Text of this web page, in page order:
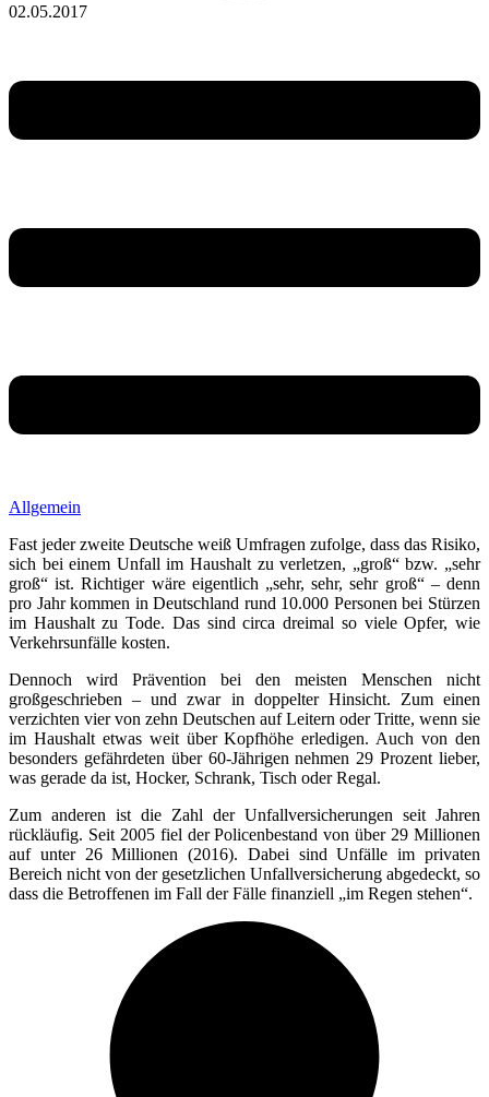
02.05.2017
Allgemein
Fast jeder zweite Deutsche weiß Umfragen zufolge, dass das Risiko,
sich bei einem Unfall im Haushalt zu verletzen, „groß“ bzw. „sehr
groß“ ist. Richtiger wäre eigentlich „sehr, sehr, sehr groß“ – denn
pro Jahr kommen in Deutschland rund 10.000 Personen bei Stürzen
im Haushalt zu Tode. Das sind circa dreimal so viele Opfer, wie
Verkehrsunfälle kosten.
Dennoch wird Prävention bei den meisten Menschen nicht
großgeschrieben – und zwar in doppelter Hinsicht. Zum einen
verzichten vier von zehn Deutschen auf Leitern oder Tritte, wenn sie
im Haushalt etwas weit über Kopfhöhe erledigen. Auch von den
besonders gefährdeten über 60-Jährigen nehmen 29 Prozent lieber,
was gerade da ist, Hocker, Schrank, Tisch oder Regal.
Zum anderen ist die Zahl der Unfallversicherungen seit Jahren
rückläufig. Seit 2005 fiel der Policenbestand von über 29 Millionen
auf unter 26 Millionen (2016). Dabei sind Unfälle im privaten
Bereich nicht von der gesetzlichen Unfallversicherung abgedeckt, so
dass die Betroffenen im Fall der Fälle finanziell „im Regen stehen“.